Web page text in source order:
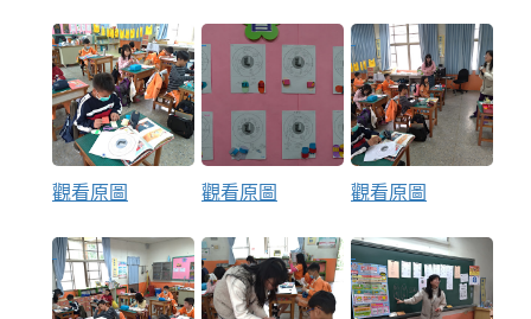
觀看原圖 觀看原圖 觀看原圖